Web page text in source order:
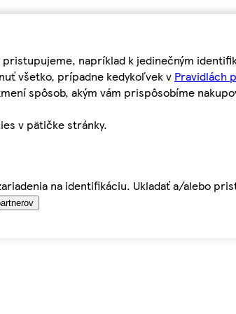
napríklad k jedinečným
všetko, prípadne kedykoľvek v Pravidlách
spôsob, akým vám prispôsobíme
v pätičke stránky.
na identifikáciu. Ukladať a/alebo